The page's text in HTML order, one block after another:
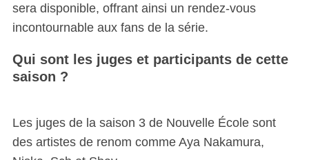
sera disponible, offrant ainsi un rendez-vous
incontournable aux fans de la série.
Qui sont les juges et participants de cette
saison ?
Les juges de la saison 3 de Nouvelle École sont
des artistes de renom comme Aya Nakamura,